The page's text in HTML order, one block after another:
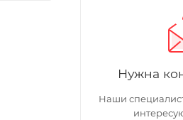
Нужна
Наши